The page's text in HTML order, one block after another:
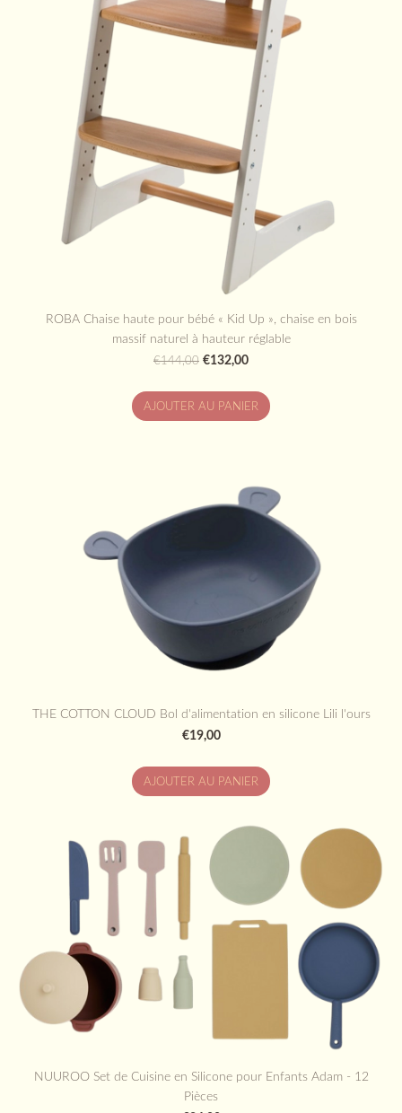
ROBA Chaise haute pour bébé « Kid Up », chaise en bois
massif naturel à hauteur réglable
€144,00 €132,00
AJOUTER AU PANIER
THE COTTON CLOUD Bol d'alimentation en silicone Lili l'ours
€19,00
AJOUTER AU PANIER
NUUROO Set de Cuisine en Silicone pour Enfants Adam - 12
Pièces